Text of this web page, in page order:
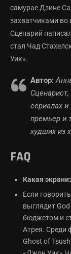
самурае Дзине
захватчиками во
Сценарий
стал Чад
Уик».
Автор:
сериалах
премьер и
худших из
FAQ
Какая
Если
выглядит
бюджетом и
Атрея. Среди
Ghost of